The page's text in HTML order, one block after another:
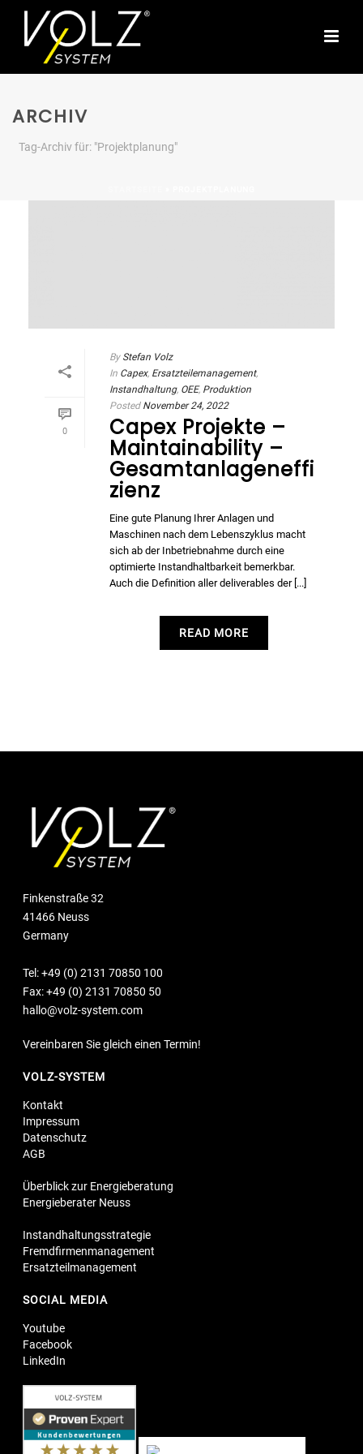
ARCHIV
Tag-Archiv für: "Projektplanung"
0
By Stefan Volz
In Capex, Ersatzteilemanagement,
Instandhaltung, OEE, Produktion
Posted November 24, 2022
Capex Projekte –
Maintainability –
Gesamtanlageneffi
zienz
Eine gute Planung Ihrer Anlagen und
Maschinen nach dem Lebenszyklus macht
sich ab der Inbetriebnahme durch eine
optimierte Instandhaltbarkeit bemerkbar.
Auch die Definition aller deliverables der [...]
READ MORE
Finkenstraße 32
41466 Neuss
Germany
Tel:+49 (0) 2131 70850 100
Fax: +49 (0) 2131 70850 50
hallo@volz-system.com
Vereinbaren Sie gleich einen Termin!
VOLZ-SYSTEM
Kontakt
Impressum
Datenschutz
AGB
Überblick zur Energieberatung
Energieberater Neuss
Instandhaltungsstrategie
Fremdfirmenmanagement
Ersatzteilmanagement
SOCIAL MEDIA
Youtube
Facebook
LinkedIn